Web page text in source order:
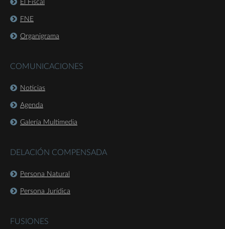
El Fiscal
FNE
Organigrama
COMUNICACIONES
Noticias
Agenda
Galería Multimedia
DELACIÓN COMPENSADA
Persona Natural
Persona Jurídica
FUSIONES